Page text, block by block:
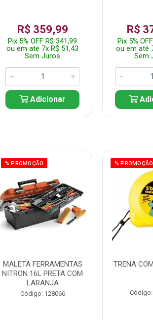
R$ 359,99
Pix 5% OFF R$ 341,99
ou em até 7x R$ 51,43
Sem Juros
Adicionar
R$
Pix 5%
ou em até
Sem
% PROMOÇÃO
MALETA FERRAMENTAS
NITRON 16L PRETA COM
LARANJA
Código: 128066
% PROMOÇÃO
TRENA